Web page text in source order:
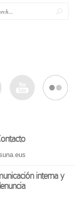
interna y